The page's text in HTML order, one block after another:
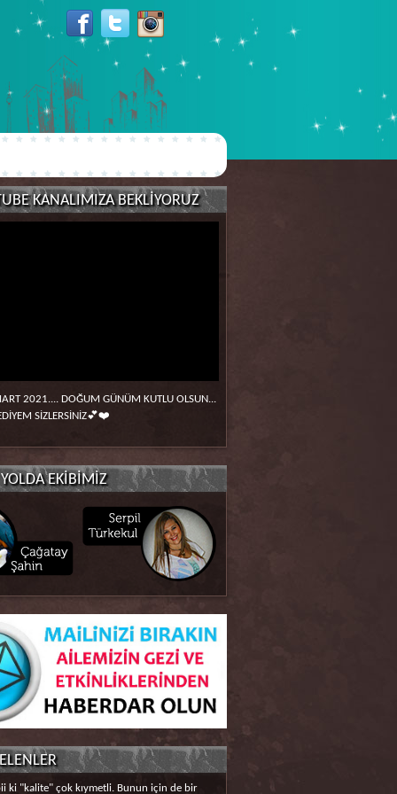
KANALIMIZA BEKLİYORUZ
2021.... DOĞUM GÜNÜM KUTLU OLSUN...
SİZLERSİNİZ💕❤️
EKİBİMİZ
ki "kalite" çok kıymetli. Bunun için de bir